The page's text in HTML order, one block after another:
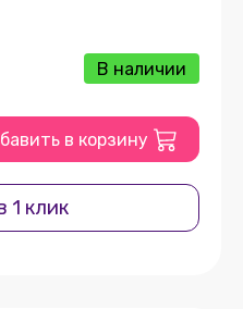
В наличии
в корзину
1 клик